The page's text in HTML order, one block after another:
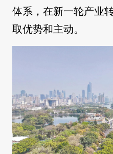
体系，在新一轮产业
取优势和主动。